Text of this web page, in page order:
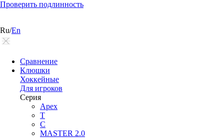
Проверить подлинность
Ru/En
Сравнение
Клюшки
Хоккейные
Для игроков
Серия
Apex
T
C
MASTER 2.0